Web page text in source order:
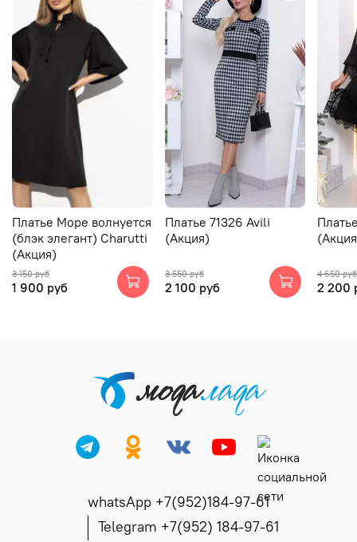
Платье Море волнуется
(блэк элегант) Charutti
(Акция)
3 150 руб
1 900 руб
Платье 71326 Avili
(Акция)
3 550 руб
2 100 руб
4 650 руб
2 200
whatsApp +7(952)184-97-61
Telegram +7(952) 184-97-61